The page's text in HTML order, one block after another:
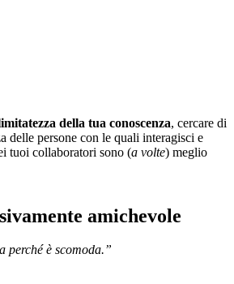
della tua conoscenza, cercare di
delle persone con le quali interagisci e
tuoi collaboratori sono (a volte) meglio
amichevole
perché è scomoda.”